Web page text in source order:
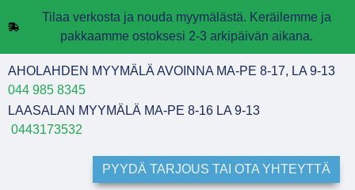
Tilaa verkosta ja nouda myymälästä. Keräilemme ja
pakkaamme ostoksesi 2-3 arkipäivän aikana.
AHOLAHDEN MYYMÄLÄ AVOINNA MA-PE 8-17, LA 9-13
044 985 8345
LAASALAN MYYMÄLÄ MA-PE 8-16 LA 9-13
0443173532
PYYDÄ TARJOUS TAI OTA YHTEYTTÄ